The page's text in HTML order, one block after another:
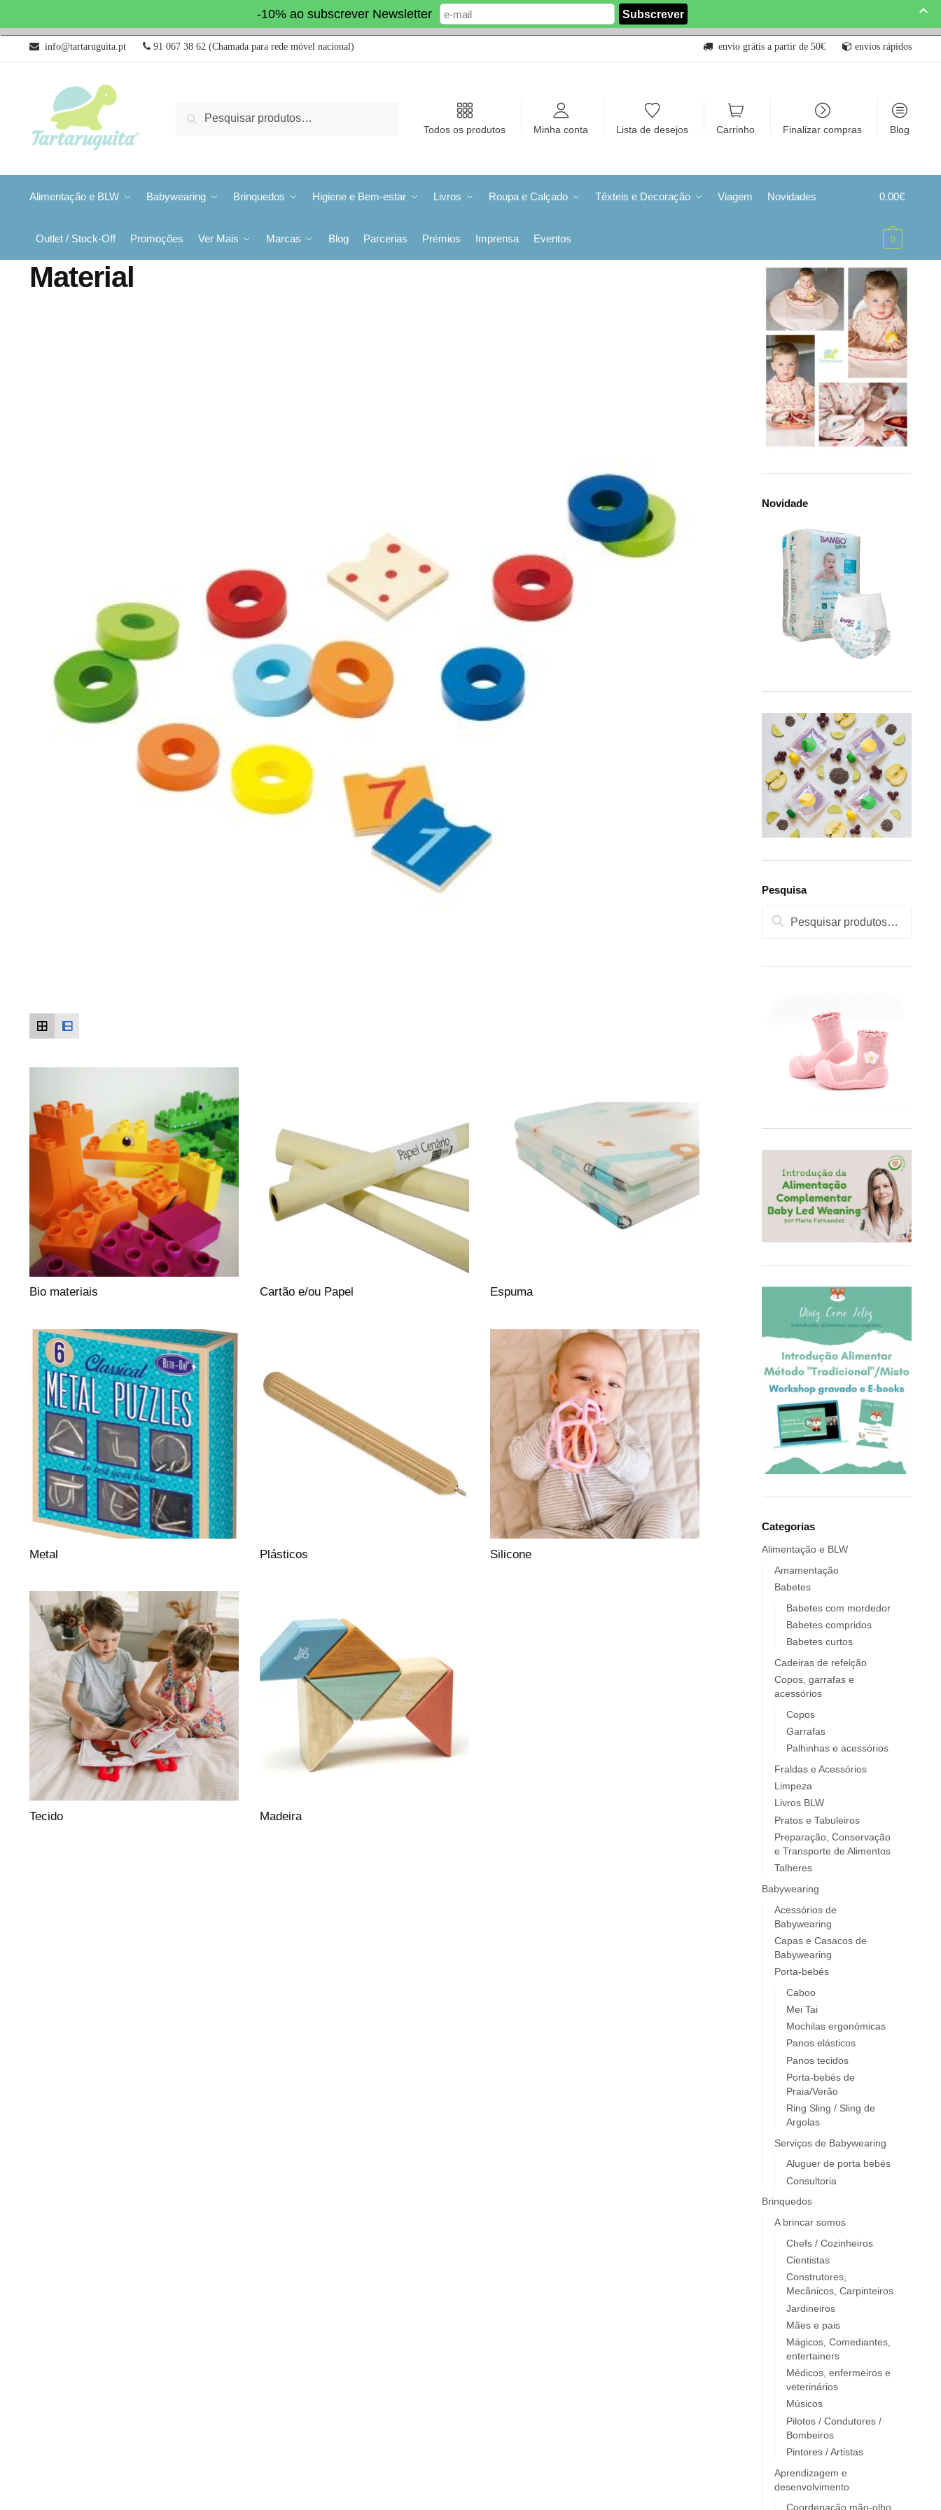
-10% ao subscrever Newsletter
info@tartaruguita.pt 91 067 38 62 (Chamada para rede móvel nacional) envio grátis a partir de 50€ envios rápidos
Pesquisa
Todos os produtos Minha conta Lista de desejos Carrinho Finalizar compras Blog
Alimentação e BLW Babywearing Brinquedos Higiene e Bem-estar Livros Roupa e Calçado Têxteis e Decoração Viagem Novidades
Outlet / Stock-Off Promoções Ver Mais Marcas Blog Parcerias Prémios Imprensa Eventos
0.00€
0
Material
Bio materiais Cartão e/ou Papel Espuma
Metal Plásticos Silicone
Tecido Madeira
Novidade
Pesquisa
Pesquisa
Categorias
Alimentação e BLW
Amamentação
Babetes
Babetes com mordedor
Babetes compridos
Babetes curtos
Cadeiras de refeição
Copos, garrafas e
acessórios
Copos
Garrafas
Palhinhas e acessórios
Fraldas e Acessórios
Limpeza
Livros BLW
Pratos e Tabuleiros
Preparação, Conservação
e Transporte de Alimentos
Talheres
Babywearing
Acessórios de
Babywearing
Capas e Casacos de
Babywearing
Porta-bebés
Caboo
Mei Tai
Mochilas ergonómicas
Panos elásticos
Panos tecidos
Porta-bebés de
Praia/Verão
Ring Sling / Sling de
Argolas
Serviços de Babywearing
Aluguer de porta bebés
Consultoria
Brinquedos
A brincar somos
Chefs / Cozinheiros
Cientistas
Construtores,
Mecânicos, Carpinteiros
Jardineiros
Mães e pais
Mágicos, Comediantes,
entertainers
Médicos, enfermeiros e
veterinários
Músicos
Pilotos / Condutores /
Bombeiros
Pintores / Artistas
Aprendizagem e
desenvolvimento
Coordenação mão-olho